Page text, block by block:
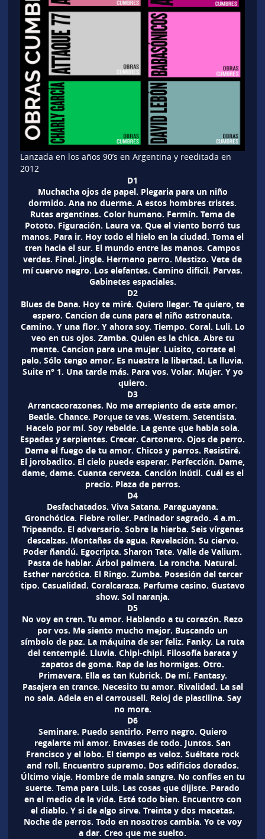
Lanzada en los años 90’s en Argentina y reeditada en
2012
D1
Muchacha ojos de papel. Plegaria para un niño
dormido. Ana no duerme. A estos hombres tristes.
Rutas argentinas. Color humano. Fermín. Tema de
Pototo. Figuración. Laura va. Que el viento borró tus
manos. Para ir. Hoy todo el hielo en la ciudad. Toma el
tren hacia el sur. El mundo entre las manos. Campos
verdes. Final. Jingle. Hermano perro. Mestizo. Vete de
mí cuervo negro. Los elefantes. Camino difícil. Parvas.
Gabinetes espaciales.
D2
Blues de Dana. Hoy te miré. Quiero llegar. Te quiero, te
espero. Cancion de cuna para el niño astronauta.
Camino. Y una flor. Y ahora soy. Tiempo. Coral. Luli. Lo
veo en tus ojos. Zamba. Quien es la chica. Abre tu
mente. Cancion para una mujer. Luisito, cortate el
pelo. Sólo tengo amor. Es nuestra la libertad. La lluvia.
Suite n° 1. Una tarde más. Para vos. Volar. Mujer. Y yo
quiero.
D3
Arrancacorazones. No me arrepiento de este amor.
Beatle. Chance. Porque te vas. Western. Setentista.
Hacelo por mí. Soy rebelde. La gente que habla sola.
Espadas y serpientes. Crecer. Cartonero. Ojos de perro.
Dame el fuego de tu amor. Chicos y perros. Resistiré.
El jorobadito. El cielo puede esperar. Perfección. Dame,
dame, dame. Cuanta cerveza. Canción inútil. Cuál es el
precio. Plaza de perros.
D4
Desfachatados. Viva Satana. Paraguayana.
Gronchótica. Fiebre roller. Patinador sagrado. 4 a.m..
Tripeando. El adversario. Sobre la hierba. Seis vírgenes
descalzas. Montañas de agua. Revelación. Su ciervo.
Poder ñandú. Egocripta. Sharon Tate. Valle de Valium.
Pasta de hablar. Árbol palmera. La roncha. Natural.
Esther narcótica. El Ringo. Zumba. Posesión del tercer
tipo. Casualidad. Coralcaraza. Perfume casino. Gustavo
show. Sol naranja.
D5
No voy en tren. Tu amor. Hablando a tu corazón. Rezo
por vos. Me siento mucho mejor. Buscando un
símbolo de paz. La máquina de ser feliz. Fanky. La ruta
del tentempié. Lluvia. Chipi-chipi. Filosofía barata y
zapatos de goma. Rap de las hormigas. Otro.
Primavera. Ella es tan Kubrick. De mí. Fantasy.
Pasajera en trance. Necesito tu amor. Rivalidad. La sal
no sala. Adela en el carrousell. Reloj de plastilina. Say
no more.
D6
Seminare. Puedo sentirlo. Perro negro. Quiero
regalarte mi amor. Envases de todo. Juntos. San
Francisco y el lobo. El tiempo es veloz. Suéltate rock
and roll. Encuentro supremo. Dos edificios dorados.
Último viaje. Hombre de mala sangre. No confíes en tu
suerte. Tema para Luis. Las cosas que dijiste. Parado
en el medio de la vida. Está todo bien. Encuentro con
el diablo. Y si de algo sirve. Treinta y dos macetas.
Noche de perros. Todo en nosotros cambia. Yo te voy
a dar. Creo que me suelto.